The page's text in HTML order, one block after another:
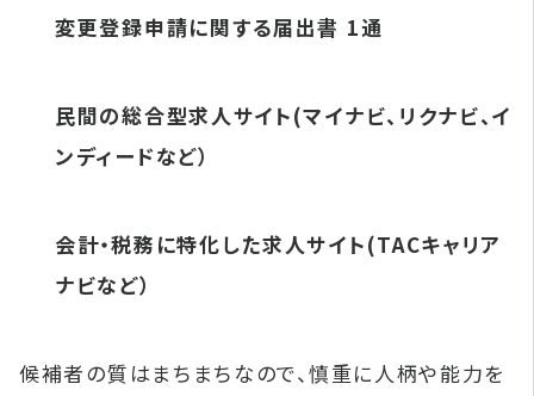
変更登録申請に関する届出書 1通
民間の総合型求人サイト(マイナビ、リクナビ、イ
ンディードなど）
会計・税務に特化した求人サイト(TACキャリア
ナビなど）
候補者の質はまちまちなので、慎重に人柄や能力を